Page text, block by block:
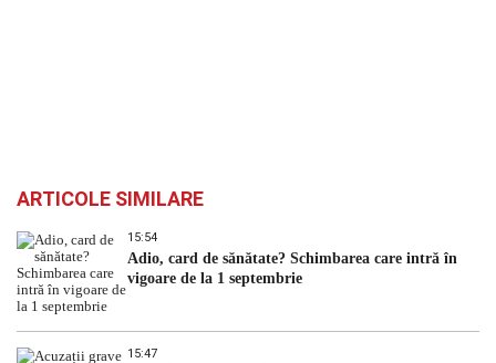
ARTICOLE SIMILARE
15:54
Adio, card de sănătate? Schimbarea care intră în
vigoare de la 1 septembrie
15:47